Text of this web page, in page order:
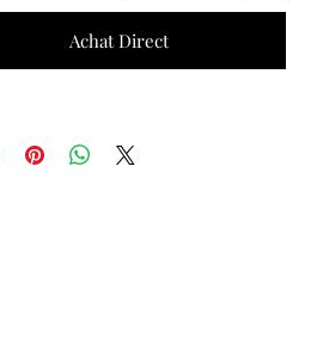
Achat Direct